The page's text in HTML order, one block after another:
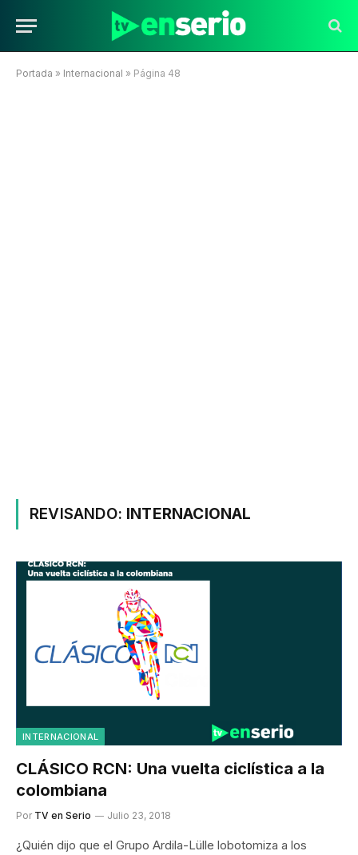
Portada » Internacional » Página 48
REVISANDO: INTERNACIONAL
INTERNACIONAL
CLÁSICO RCN: Una vuelta ciclística a la
colombiana
Por TV en Serio Julio 23, 2018
¿Quién dijo que el Grupo Ardila-Lülle lobotomiza a los